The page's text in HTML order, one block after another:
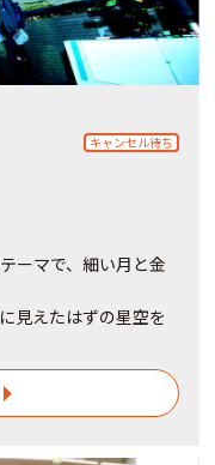
キャンセル待ち
ーマで、細い月と金
見えたはずの星空を